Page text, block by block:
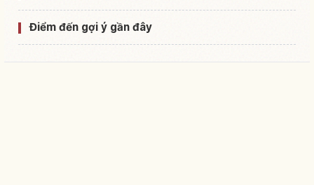
Điểm đến gợi ý gần đây